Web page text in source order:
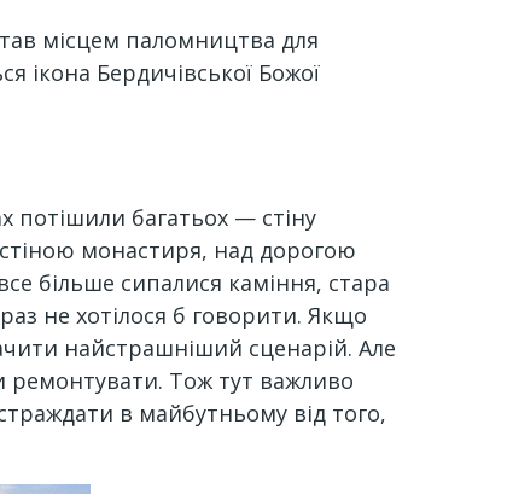
місцем паломництва для
ікона Бердичівської Божої
потішили багатьох — стіну
монастиря, над дорогою
більше сипалися каміння, стара
не хотілося б говорити. Якщо
найстрашніший сценарій. Але
ремонтувати. Тож тут важливо
в майбутньому від того,